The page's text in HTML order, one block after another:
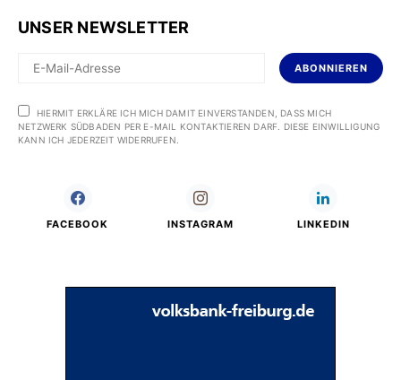
UNSER NEWSLETTER
ABONNIEREN
HIERMIT ERKLÄRE ICH MICH DAMIT EINVERSTANDEN, DASS MICH
NETZWERK SÜDBADEN PER E-MAIL KONTAKTIEREN DARF. DIESE EINWILLIGUNG
KANN ICH JEDERZEIT WIDERRUFEN.
FACEBOOK INSTAGRAM LINKEDIN